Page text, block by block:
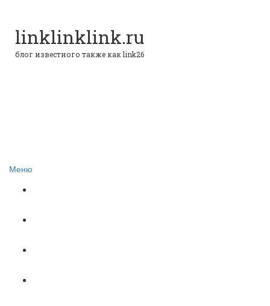
linklinklink.ru
блог известного также как link26
Меню